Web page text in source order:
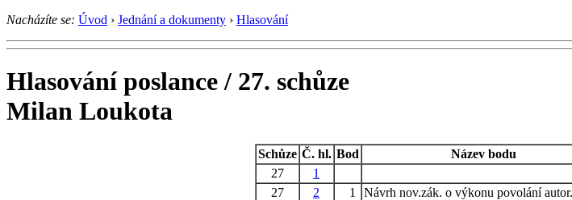
Nacházíte se: Úvod › Jednání a dokumenty › Hlasování
Hlasování poslance / 27. schůze
Milan Loukota
Schůze Č. hl. Bod Název bodu
27
1
27
2 1 Návrh nov.zák. o výkonu povolání